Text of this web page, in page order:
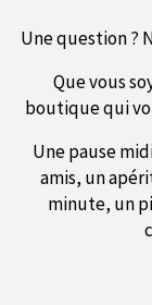
Une question ?
Que vous
boutique qui
Une pause
amis, un
minute, un